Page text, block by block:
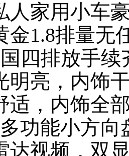
人家用小车
金1.8排量无
四排放手
明亮，内饰
适，内饰全
功能小方
达视频，双